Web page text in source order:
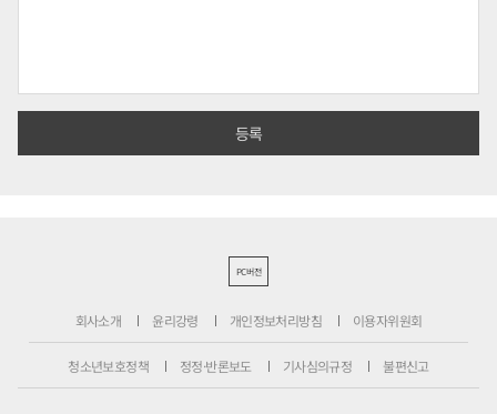
PC버전
회사소개 윤리강령 개인정보처리방침 이용자위원회
청소년보호정책 정정·반론보도 기사심의규정 불편신고